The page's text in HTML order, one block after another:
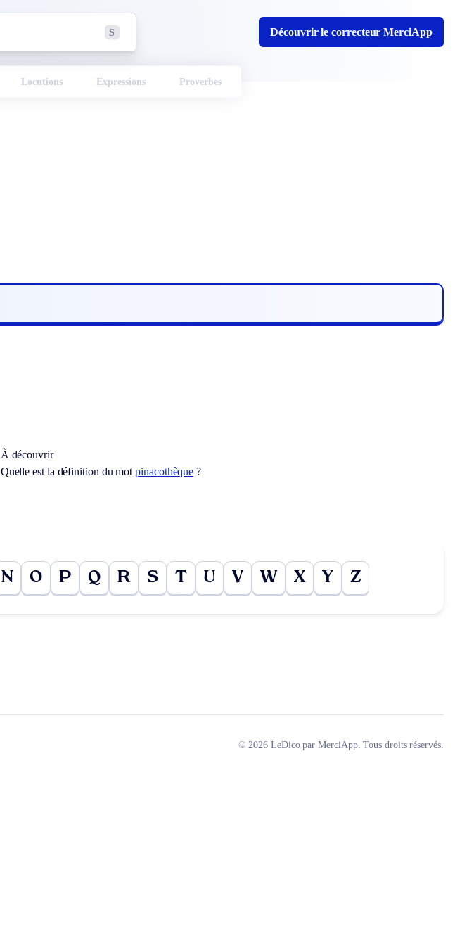
S Découvrir le correcteur MerciApp
Locutions Expressions Proverbes
À découvrir
Quelle est la définition du motpinacothèque ?
N O P Q R S T U V W X Y Z
© 2026 LeDico par MerciApp. Tous droits réservés.